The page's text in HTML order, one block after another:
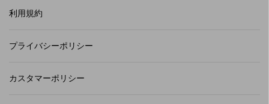
利用規約
プライバシーポリシー
カスタマーポリシー